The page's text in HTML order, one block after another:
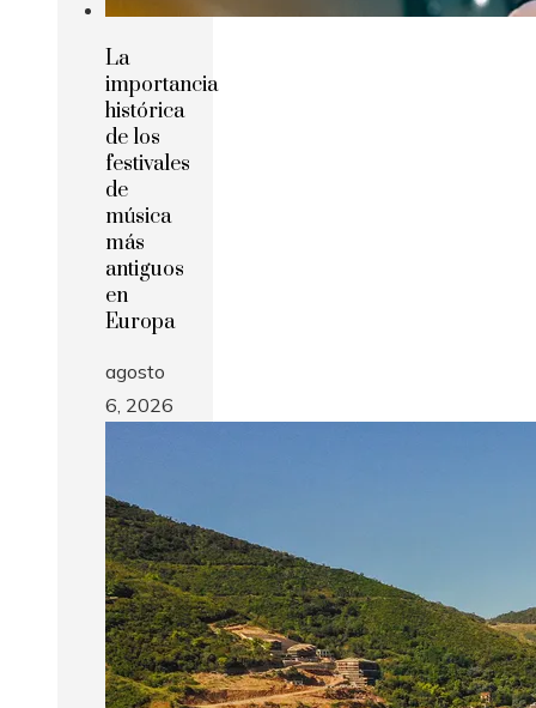
La
importancia
histórica
de los
festivales
de
música
más
antiguos
en
Europa
agosto
6, 2026